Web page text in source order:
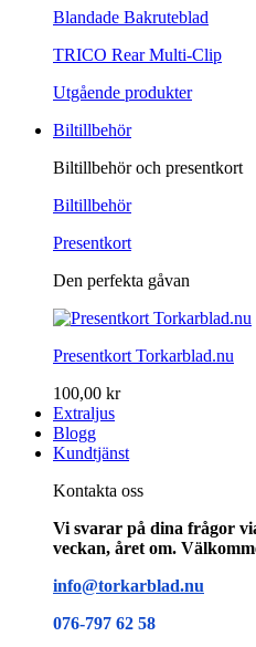
Blandade Bakruteblad
TRICO Rear Multi-Clip
Utgående produkter
Biltillbehör
Biltillbehör och presentkort
Biltillbehör
Presentkort
Den perfekta gåvan
Presentkort Torkarblad.nu
100,00 kr
Extraljus
Blogg
Kundtjänst
Kontakta oss
Vi svarar på dina frågor
veckan, året om.
info@torkarblad.nu
076-797 62 58